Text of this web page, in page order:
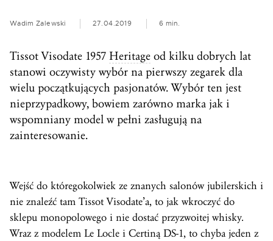
Wadim Zalewski 27.04.2019 6 min.
Tissot Visodate 1957 Heritage od kilku dobrych lat
stanowi oczywisty wybór na pierwszy zegarek dla
wielu początkujących pasjonatów. Wybór ten jest
nieprzypadkowy, bowiem zarówno marka jak i
wspomniany model w pełni zasługują na
zainteresowanie.
Wejść do któregokolwiek ze znanych salonów jubilerskich i
nie znaleźć tam Tissot Visodate’a, to jak wkroczyć do
sklepu monopolowego i nie dostać przyzwoitej whisky.
Wraz z modelem Le Locle i Certiną DS-1, to chyba jeden z